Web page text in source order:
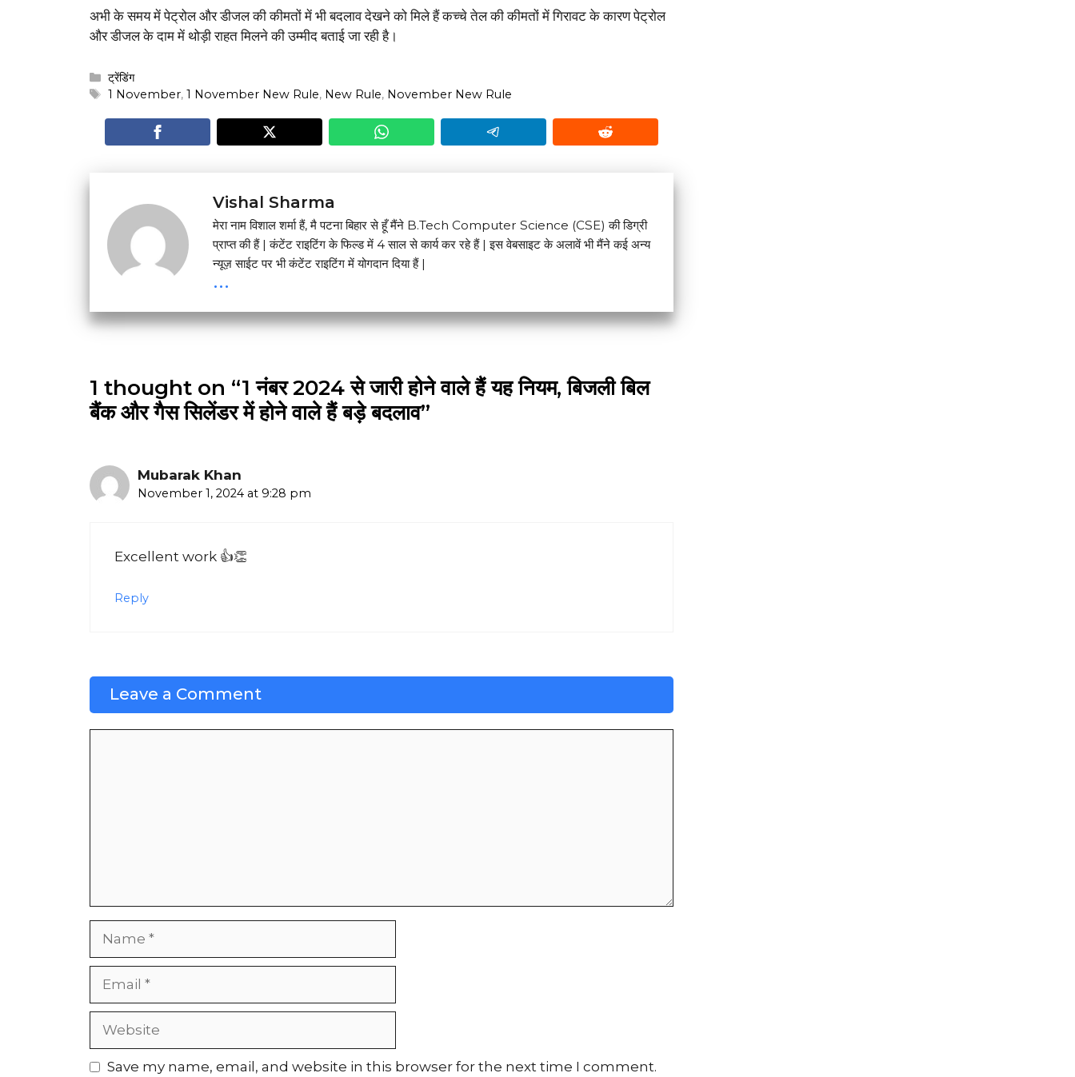
अभी के समय में पेट्रोल और डीजल की कीमतों में भी बदलाव देखने को मिले हैं कच्चे तेल की कीमतों में गिरावट के कारण पेट्रोल
और डीजल के दाम में थोड़ी राहत मिलने की उम्मीद बताई जा रही है।
Categories
ट्रेंडिंग
Tags
1 November,1 November New Rule, New Rule, November New Rule
Vishal Sharma
मेरा नाम विशाल शर्मा हैं, मै पटना बिहार से हूँ मैंने B.Tech Computer Science (CSE) की डिग्री
प्राप्त की हैं | कंटेंट राइटिंग के फिल्ड में 4 साल से कार्य कर रहे हैं | इस वेबसाइट के अलावें भी मैंने कई अन्य
न्यूज़ साईट पर भी कंटेंट राइटिंग में योगदान दिया हैं |
...
1 thought on “1 नंबर 2024 से जारी होने वाले हैं यह नियम, बिजली बिल
बैंक और गैस सिलेंडर में होने वाले हैं बड़े बदलाव”
Mubarak Khan
November 1, 2024 at 9:28 pm
Excellent work 👍👏
Reply
Leave a Comment
Website
Save my name, email, and website in this browser for the next time I comment.